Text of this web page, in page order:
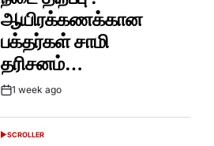
ஆயிரக்கணக்கான
பக்தர்கள் சாமி
தரிசனம்…
Post1 week ago
POSTED
SCROLLER